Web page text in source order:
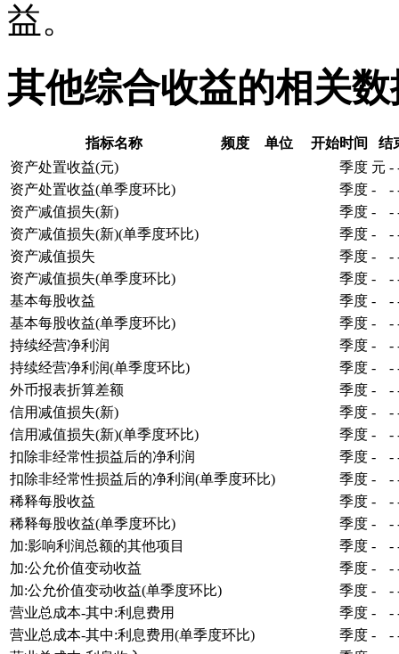
益。
其他综合收益的相关
指标名称 频度 单位 开始时间
结
资产处置收益(元)
季度 元 -
资产处置收益(单季度环比)
季度 - -
资产减值损失(新)
季度 - -
资产减值损失(新)(单季度环比)
季度 - -
资产减值损失
季度 - -
资产减值损失(单季度环比)
季度 - -
基本每股收益
季度 - -
基本每股收益(单季度环比)
季度 - -
持续经营净利润
季度 - -
持续经营净利润(单季度环比)
季度 - -
外币报表折算差额
季度 - -
信用减值损失(新)
季度 - -
信用减值损失(新)(单季度环比)
季度 - -
扣除非经常性损益后的净利润
季度 - -
扣除非经常性损益后的净利润(单季度环比)
季度 - -
稀释每股收益
季度 - -
稀释每股收益(单季度环比)
季度 - -
加:影响利润总额的其他项目
季度 - -
加:公允价值变动收益
季度 - -
加:公允价值变动收益(单季度环比)
季度 - -
营业总成本-其中:利息费用
季度 - -
营业总成本-其中:利息费用(单季度环比)
季度 - -